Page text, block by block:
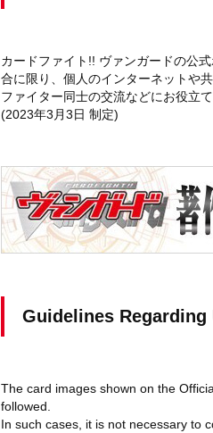
カードファイト!! ヴァンガードの公
合に限り、個人のインターネットや
ファイター同士の交流などにお役立て
(2023年3月3日 制定)
Guidelines
The card images shown on the
followed.
In such cases, it is not necessary to